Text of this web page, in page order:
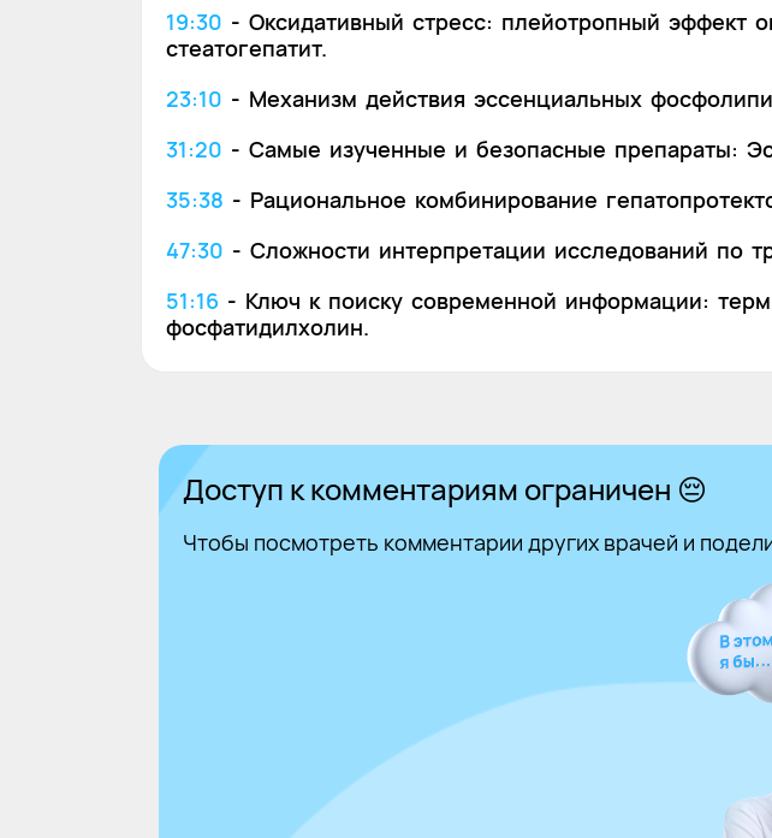
19:30 - Оксидативный стресс: плейотропный эффект
стеатогепатит.
23:10 - Механизм действия эссенциальных
31:20 - Самые изученные и безопасные препараты:
35:38 - Рациональное комбинирование
47:30 - Сложности интерпретации исследований по
51:16 - Ключ к поиску современной информации:
фосфатидилхолин.
Доступ к комментариям ограничен 😔
Чтобы посмотреть комментарии других врачей и